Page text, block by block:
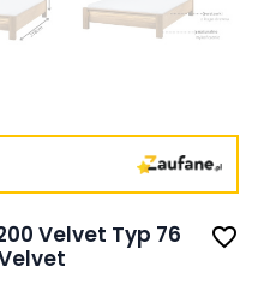
Velvet Typ 76
favorite_border